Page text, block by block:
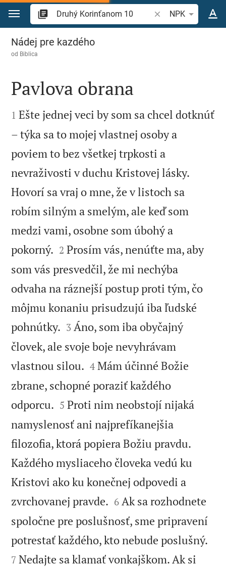
Prejsť na obsah
Vyhľadajte biblický
NPK
Druhý Korinťanom 10
Nádej pre kazdého
od Biblica

Pavlova obrana

1 Ešte jednej veci by som sa chcel dotknúť
– týka sa to mojej vlastnej osoby a
poviem to bez všetkej trpkosti a
nevraživosti v duchu Kristovej lásky.
Hovorí sa vraj o mne, že v listoch sa
robím silným a smelým, ale keď som
medzi vami, osobne som úbohý a
pokorný. 

2 Prosím vás, nenúťte ma, aby
som vás presvedčil, že mi nechýba
odvaha na ráznejší postup proti tým, čo
môjmu konaniu prisudzujú iba ľudské
pohnútky. 

3 Áno, som iba obyčajný
človek, ale svoje boje nevyhrávam
vlastnou silou. 

4 Mám účinné Božie
zbrane, schopné poraziť každého
odporcu. 

5 Proti nim neobstojí nijaká
namyslenosť ani najprefíkanejšia
filozofia, ktorá popiera Božiu pravdu.
Každého mysliaceho človeka vedú ku
Kristovi ako ku konečnej odpovedi a
zvrchovanej pravde. 

6 Ak sa rozhodnete
spoločne pre poslušnosť, sme pripravení
potrestať každého, kto nebude poslušný.
7 Nedajte sa klamať vonkajškom. Ak si